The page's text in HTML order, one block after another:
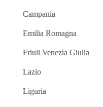
Campania
Emilia Romagna
Friuli Venezia Giulia
Lazio
Liguria